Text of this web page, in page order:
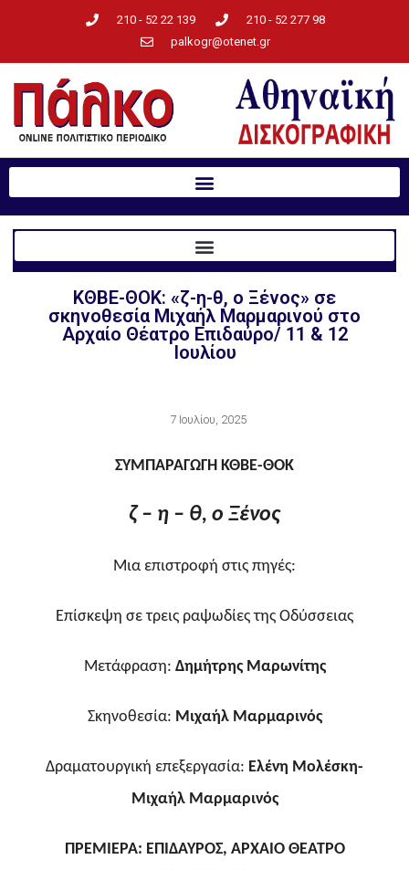
210 - 52 22 139
210 - 52 277 98
palkogr@otenet.gr
ΚΘΒΕ-ΘΟΚ: «ζ-η-θ, ο Ξένος» σε
σκηνοθεσία Μιχαήλ Μαρμαρινού στο
Αρχαίο Θέατρο Επιδαύρο/ 11 & 12
Ιουλίου
7 Ιουλίου, 2025
ΣΥΜΠΑΡΑΓΩΓΗ ΚΘΒΕ-ΘΟΚ
ζ – η – θ, ο Ξένος
Μια επιστροφή στις πηγές:
Επίσκεψη σε τρεις ραψωδίες της Οδύσσειας
Μετάφραση: Δημήτρης Μαρωνίτης
Σκηνοθεσία: Μιχαήλ Μαρμαρινός
Δραματουργική επεξεργασία: Ελένη Μολέσκη-
Mιχαήλ Μαρμαρινός
ΠΡΕΜΙΕΡΑ: ΕΠΙΔΑΥΡΟΣ, ΑΡΧΑΙΟ ΘΕΑΤΡΟ